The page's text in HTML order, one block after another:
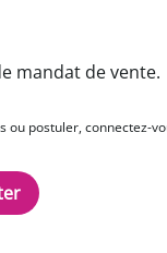
mandat de vente.
ou postuler, connectez-